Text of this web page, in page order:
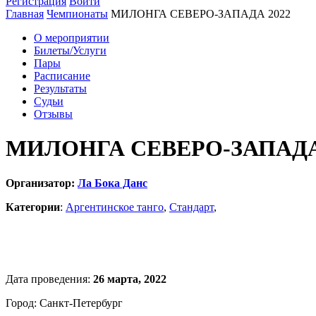
Главная Чемпионаты МИЛОНГА СЕВЕРО-ЗАПАДА 2022
О мероприятии
Билеты/Услуги
Пары
Расписание
Результаты
Судьи
Отзывы
МИЛОНГА СЕВЕРО-ЗАПАДА
Организатор: Ла Бока Данс
Категории: Аргентинское танго, Стандарт,
Дата проведения: 26 марта, 2022
Город: Санкт-Петербург